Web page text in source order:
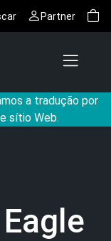
Partner
a tradução por
sítio Web.